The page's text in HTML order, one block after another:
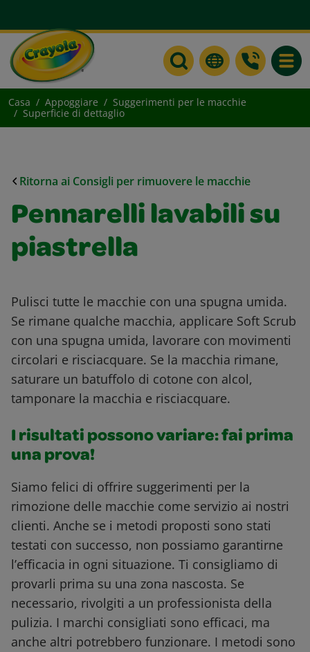
Casa Appoggiare
Suggerimenti per le macchie
Superficie di dettaglio
Ritorna ai Consigli per rimuovere le macchie
Pennarelli lavabili su
piastrella
Pulisci tutte le macchie con una spugna umida.
Se rimane qualche macchia, applicare Soft Scrub
con una spugna umida, lavorare con movimenti
circolari e risciacquare. Se la macchia rimane,
saturare un batuffolo di cotone con alcol,
tamponare la macchia e risciacquare.
I risultati possono variare: fai prima
una prova!
Siamo felici di offrire suggerimenti per la
rimozione delle macchie come servizio ai nostri
clienti. Anche se i metodi proposti sono stati
testati con successo, non possiamo garantirne
l’efficacia in ogni situazione. Ti consigliamo di
provarli prima su una zona nascosta. Se
necessario, rivolgiti a un professionista della
pulizia. I marchi consigliati sono efficaci, ma
anche altri potrebbero funzionare. I metodi sono